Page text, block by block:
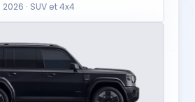
2026 · SUV et 4x4